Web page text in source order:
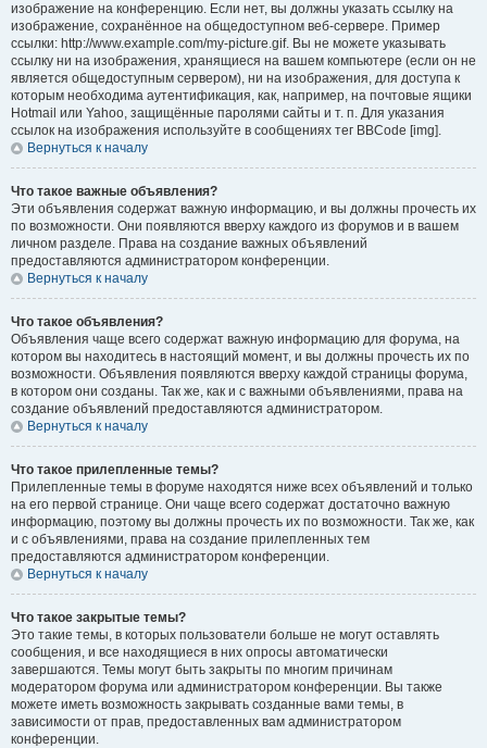
изображение на конференцию. Если нет, вы должны указать ссылку на
изображение, сохранённое на общедоступном веб-сервере. Пример
ссылки: http://www.example.com/my-picture.gif. Вы не можете указывать
ссылку ни на изображения, хранящиеся на вашем компьютере (если он не
является общедоступным сервером), ни на изображения, для доступа к
которым необходима аутентификация, как, например, на почтовые ящики
Hotmail или Yahoo, защищённые паролями сайты и т. п. Для указания
ссылок на изображения используйте в сообщениях тег BBCode [img].
Вернуться к началу
Что такое важные объявления?
Эти объявления содержат важную информацию, и вы должны прочесть их
по возможности. Они появляются вверху каждого из форумов и в вашем
личном разделе. Права на создание важных объявлений
предоставляются администратором конференции.
Вернуться к началу
Что такое объявления?
Объявления чаще всего содержат важную информацию для форума, на
котором вы находитесь в настоящий момент, и вы должны прочесть их по
возможности. Объявления появляются вверху каждой страницы форума,
в котором они созданы. Так же, как и с важными объявлениями, права на
создание объявлений предоставляются администратором.
Вернуться к началу
Что такое прилепленные темы?
Прилепленные темы в форуме находятся ниже всех объявлений и только
на его первой странице. Они чаще всего содержат достаточно важную
информацию, поэтому вы должны прочесть их по возможности. Так же, как
и с объявлениями, права на создание прилепленных тем
предоставляются администратором конференции.
Вернуться к началу
Что такое закрытые темы?
Это такие темы, в которых пользователи больше не могут оставлять
сообщения, и все находящиеся в них опросы автоматически
завершаются. Темы могут быть закрыты по многим причинам
модератором форума или администратором конференции. Вы также
можете иметь возможность закрывать созданные вами темы, в
зависимости от прав, предоставленных вам администратором
конференции.